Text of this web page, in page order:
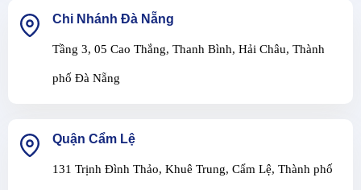
Chi Nhánh Đà Nẵng
Tầng 3, 05 Cao Thắng, Thanh Bình, Hải Châu, Thành
phố Đà Nẵng
Quận Cẩm Lệ
131 Trịnh Đình Thảo, Khuê Trung, Cẩm Lệ, Thành phố